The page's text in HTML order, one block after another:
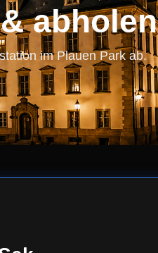
abholen
im Plauen Park ab.